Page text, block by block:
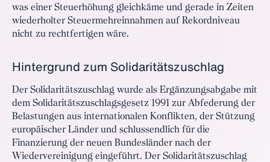
was einer Steuerhöhung gleichkäme und gerade in Zeiten
wiederholter Steuermehreinnahmen auf Rekordniveau
nicht zu rechtfertigen wäre.
Hintergrund zum Solidaritätszuschlag
Der Solidaritätszuschlag wurde als Ergänzungsabgabe mit
dem Solidaritätszuschlagsgesetz 1991 zur Abfederung der
Belastungen aus internationalen Konflikten, der Stützung
europäischer Länder und schlussendlich für die
Finanzierung der neuen Bundesländer nach der
Wiedervereinigung eingeführt. Der Solidaritätszuschlag